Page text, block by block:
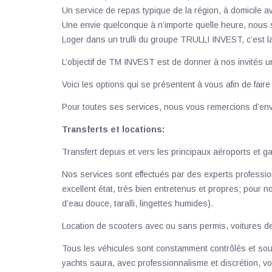
Un service de repas typique de la région, à domicile
Une envie quelconque à n’importe quelle heure,
Loger dans un trulli du groupe TRULLI INVEST, c’est
L’objectif de TM INVEST est de donner à nos invités
Voici les options qui se présentent à vous afin de
Pour toutes ses services, nous vous remercions
Transferts et locations:
Transfert depuis et vers les principaux aéroports et
Nos services sont effectués par des experts
excellent état, très bien entretenus et propres; pour
d’eau douce, taralli, lingettes humides).
Location de scooters avec ou sans permis, voitures
Tous les véhicules sont constamment contrôlés et
yachts saura, avec professionnalisme et discrétion,